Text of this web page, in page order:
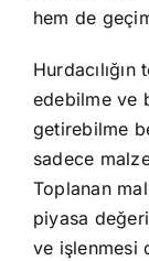
hem de
edebilme ve
getirebilme
sadece
Toplanan
piyasa
ve işlenmesi